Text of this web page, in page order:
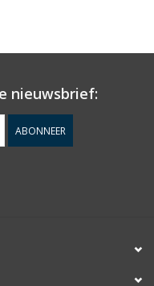
nieuwsbrief:
ABONNEER